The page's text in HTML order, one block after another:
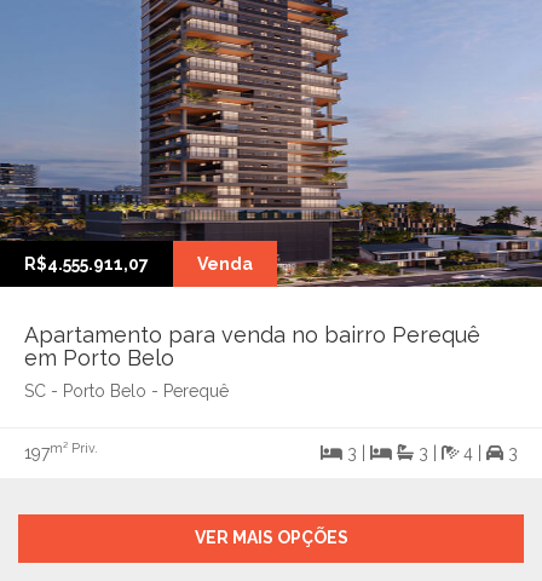
R$4.555.911,07 Venda
Apartamento para venda no bairro Perequê
em Porto Belo
SC - Porto Belo - Perequê
197m² Priv. 3 | 3 | 4 | 3
VER MAIS OPÇÕES